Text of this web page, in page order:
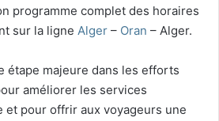
programme complet des horaires
sur la ligne Alger – Oran – Alger.
étape majeure dans les efforts
améliorer les services
pour offrir aux voyageurs une